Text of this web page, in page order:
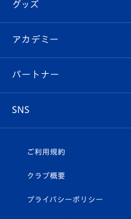
チケット
イベント
メディア
ホームタウン
スタッフプロフィール
マスコット紹介
Revive Team
ヴィヴィくんの長崎おもて
フォトギャラリー
スタジアムグルメ
V-LOVERS（ファンクラブ
プレイヤーズスイート
グッズ
オンラインショップ
店舗情報
アカデミー
育成からのお知らせ
U-18
パートナー
SNS
ヴィヴィくんインスタグラム
公式LINE＠
ご利用規約
クラブ概要
プライバシーポリシー